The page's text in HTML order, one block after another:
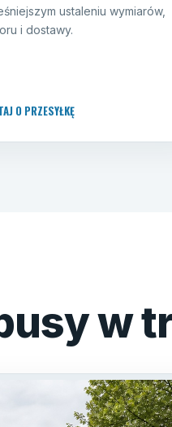
ustaleniu wymiarów,
i dostawy.
O PRZESYŁKĘ
w